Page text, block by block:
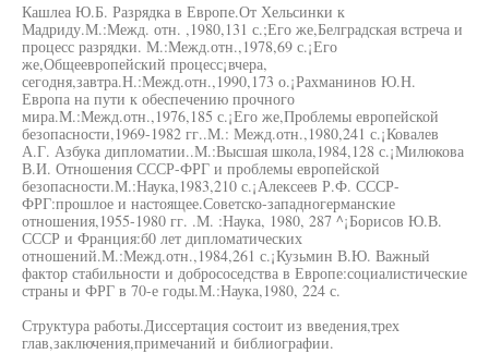
Кашлеа Ю.Б. Разрядка в Европе.От Хельсинки к
Мадриду.М.:Межд. отн. ,1980,131 с.;Его же,Белградская встреча и
процесс разрядки. М.:Межд.отн.,1978,69 с.¡Его
же,Общеевропейский процесс¡вчера,
сегодня,завтра.Н.:Межд.отн.,1990,173 о.¡Рахманинов Ю.Н.
Европа на пути к обеспечению прочного
мира.М.:Межд.отн.,1976,185 с.¡Его же,Проблемы европейской
безопасности,1969-1982 гг..М.: Межд.отн.,1980,241 с.¡Ковалев
А.Г. Азбука дипломатии..М.:Высшая школа,1984,128 с.¡Милюкова
В.И. Отношения СССР-ФРГ и проблемы европейской
безопасности.М.:Наука,1983,210 с.¡Алексеев Р.Ф. СССР-
ФРГ:прошлое и настоящее.Советско-западногерманские
отношения,1955-1980 гг. .М. :Наука, 1980, 287 ^¡Борисов Ю.В.
СССР и Франция:б0 лет дипломатических
отношений.М.:Межд.отн.,1984,261 с.¡Кузьмин В.Ю. Важный
фактор стабильности и добрососедства в Европе:социалистические
страны и ФРГ в 70-е годы.М.:Наука,1980, 224 с.
Структура работы.Диссертация состоит из введения,трех
глав,заключения,примечаний и библиографии.